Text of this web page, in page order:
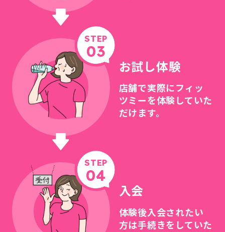
STEP
03
お試し体験
店舗で実際にフィッ
ツミーを体験していた
だけます。
STEP
04
入会
体験後入会されたい
方は手続きをしていた